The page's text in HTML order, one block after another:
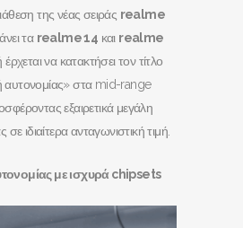
της νέας σειράς realme
τα realme14 και realme
έρχεται να κατακτήσει τον τίτλο
στα mid-range
εξαιρετικά μεγάλη
σε ιδιαίτερα ανταγωνιστική τιμή.
με ισχυράchipsets